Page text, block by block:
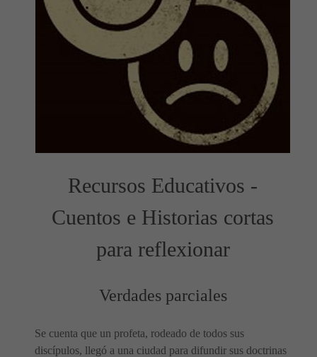
Recursos Educativos -
Cuentos e Historias cortas
para reflexionar
Verdades parciales
Se cuenta que un profeta, rodeado de todos sus
discípulos, llegó a una ciudad para difundir sus doctrinas